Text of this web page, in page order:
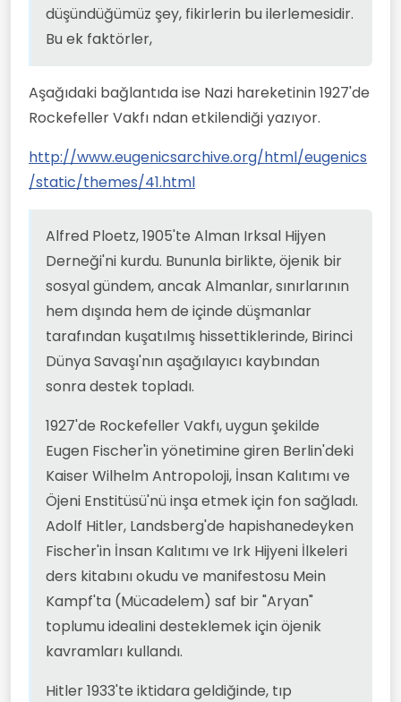
düşündüğümüz şey, fikirlerin bu ilerlemesidir.
Bu ek faktörler,
Aşağıdaki bağlantıda ise Nazi hareketinin 1927'de
Rockefeller Vakfı ndan etkilendiği yazıyor.
http://www.eugenicsarchive.org/html/eugenics
/static/themes/41.html
Alfred Ploetz, 1905'te Alman Irksal Hijyen
Derneği'ni kurdu. Bununla birlikte, öjenik bir
sosyal gündem, ancak Almanlar, sınırlarının
hem dışında hem de içinde düşmanlar
tarafından kuşatılmış hissettiklerinde, Birinci
Dünya Savaşı'nın aşağılayıcı kaybından
sonra destek topladı.
1927'de Rockefeller Vakfı, uygun şekilde
Eugen Fischer'in yönetimine giren Berlin'deki
Kaiser Wilhelm Antropoloji, İnsan Kalıtımı ve
Öjeni Enstitüsü'nü inşa etmek için fon sağladı.
Adolf Hitler, Landsberg'de hapishanedeyken
Fischer'in İnsan Kalıtımı ve Irk Hijyeni İlkeleri
ders kitabını okudu ve manifestosu Mein
Kampf'ta (Mücadelem) saf bir "Aryan"
toplumu idealini desteklemek için öjenik
kavramları kullandı.
Hitler 1933'te iktidara geldiğinde, tıp